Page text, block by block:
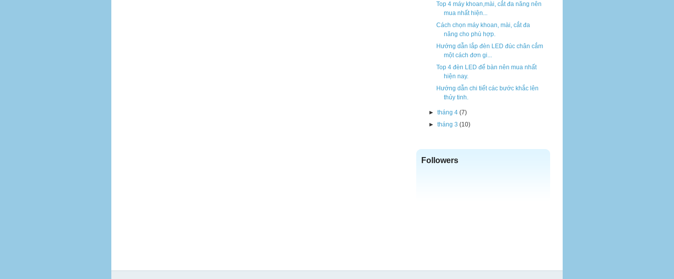
Top 4 máy khoan,mài, cắt đa năng nên
mua nhất hiện...
Cách chọn máy khoan, mài, cắt đa
năng cho phù hợp.
Hướng dẫn lắp đèn LED đúc chân cắm
một cách đơn gi...
Top 4 đèn LED để bàn nên mua nhất
hiện nay.
Hướng dẫn chi tiết các bước khắc lên
thủy tinh.
►tháng 4 (7)
►tháng 3 (10)
Followers